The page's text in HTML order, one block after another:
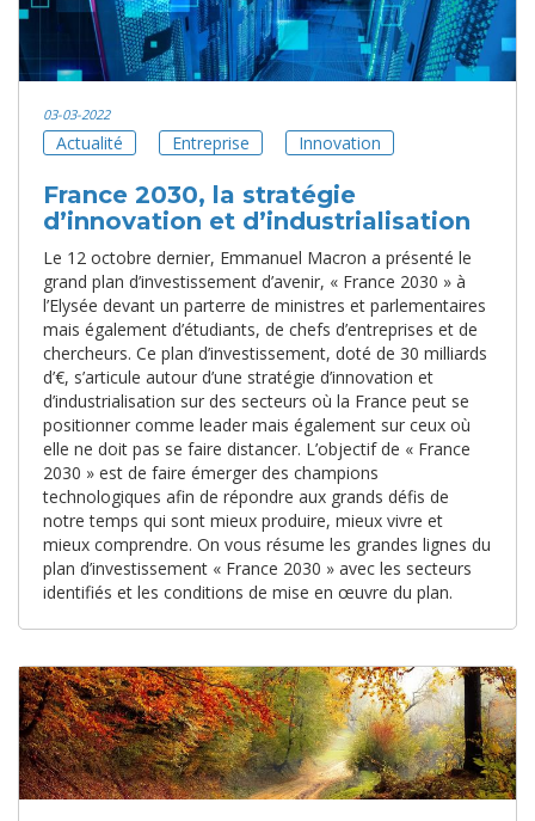
03-03-2022
Actualité Entreprise Innovation
France 2030, la stratégie
d’innovation et d’industrialisation
Le 12 octobre dernier, Emmanuel Macron a présenté le
grand plan d’investissement d’avenir, « France 2030 » à
l’Elysée devant un parterre de ministres et parlementaires
mais également d’étudiants, de chefs d’entreprises et de
chercheurs. Ce plan d’investissement, doté de 30 milliards
d’€, s’articule autour d’une stratégie d’innovation et
d’industrialisation sur des secteurs où la France peut se
positionner comme leader mais également sur ceux où
elle ne doit pas se faire distancer. L’objectif de « France
2030 » est de faire émerger des champions
technologiques afin de répondre aux grands défis de
notre temps qui sont mieux produire, mieux vivre et
mieux comprendre. On vous résume les grandes lignes du
plan d’investissement « France 2030 » avec les secteurs
identifiés et les conditions de mise en œuvre du plan.